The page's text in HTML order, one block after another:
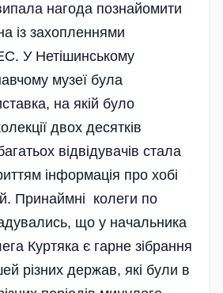
нагода познайомити
із захопленнями
У Нетішинському
музеї була
на якій було
двох десятків
відвідувачів стала
інформація про хобі
Принаймні колеги по
що у начальника
Куртяка є гарне зібрання
різних держав, які були в